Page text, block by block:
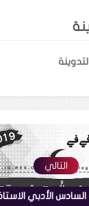
التالي
الأدبي